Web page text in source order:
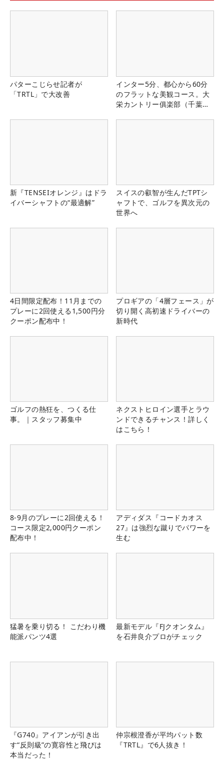
パターこじらせ記者が
「TRTL」で大改善
インター5分、都心から60分
のフラットな美観コース。大
栄カントリー俱楽部（千葉
新『TENSEIオレンジ』はドラ
イバーシャフトの“最適解”
スイスの叡智が生んだTPTシ
ャフトで、ゴルフを異次元の
世界へ
4日間限定配布！11月までの
プレーに2回使える1,500円分
クーポン配布中！
プロギアの「4層フェース」が
切り開く高初速ドライバーの
新時代
ゴルフの熱狂を、つくる仕
事。｜スタッフ募集中
ネクストヒロイン選手とラウ
ンドできるチャンス！詳しく
はこちら！
8-9月のプレーに2回使える！
コース限定2,000円クーポン
配布中！
アディダス『コードカオス
27』は強烈な蹴りでパワーを
生む
猛暑を乗り切る！ こだわり機
能派パンツ4選
最新モデル『FJクオンタム』
を石井良介プロがチェック
『G740』アイアンが引き出
す“反則級”の寛容性と飛びは
本当だった！
仲宗根澄香が平均パット数
『TRTL』で6人抜き！